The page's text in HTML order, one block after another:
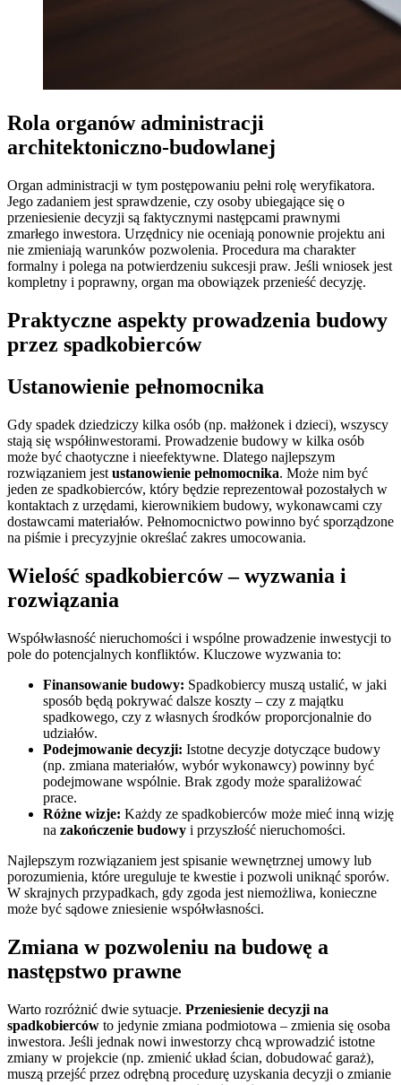
Rola organów administracji
architektoniczno-budowlanej
Organ administracji w tym postępowaniu pełni rolę weryfikatora.
Jego zadaniem jest sprawdzenie, czy osoby ubiegające się o
przeniesienie decyzji są faktycznymi następcami prawnymi
zmarłego inwestora. Urzędnicy nie oceniają ponownie projektu ani
nie zmieniają warunków pozwolenia. Procedura ma charakter
formalny i polega na potwierdzeniu sukcesji praw. Jeśli wniosek jest
kompletny i poprawny, organ ma obowiązek przenieść decyzję.
Praktyczne aspekty prowadzenia budowy
przez spadkobierców
Ustanowienie pełnomocnika
Gdy spadek dziedziczy kilka osób (np. małżonek i dzieci), wszyscy
stają się współinwestorami. Prowadzenie budowy w kilka osób
może być chaotyczne i nieefektywne. Dlatego najlepszym
rozwiązaniem jest ustanowienie pełnomocnika. Może nim być
jeden ze spadkobierców, który będzie reprezentował pozostałych w
kontaktach z urzędami, kierownikiem budowy, wykonawcami czy
dostawcami materiałów. Pełnomocnictwo powinno być sporządzone
na piśmie i precyzyjnie określać zakres umocowania.
Wielość spadkobierców – wyzwania i
rozwiązania
Współwłasność nieruchomości i wspólne prowadzenie inwestycji to
pole do potencjalnych konfliktów. Kluczowe wyzwania to:
Finansowanie budowy: Spadkobiercy muszą ustalić, w jaki
sposób będą pokrywać dalsze koszty – czy z majątku
spadkowego, czy z własnych środków proporcjonalnie do
udziałów.
Podejmowanie decyzji: Istotne decyzje dotyczące budowy
(np. zmiana materiałów, wybór wykonawcy) powinny być
podejmowane wspólnie. Brak zgody może sparaliżować
prace.
Różne wizje: Każdy ze spadkobierców może mieć inną wizję
na zakończenie budowy i przyszłość nieruchomości.
Najlepszym rozwiązaniem jest spisanie wewnętrznej umowy lub
porozumienia, które ureguluje te kwestie i pozwoli uniknąć sporów.
W skrajnych przypadkach, gdy zgoda jest niemożliwa, konieczne
może być sądowe zniesienie współwłasności.
Zmiana w pozwoleniu na budowę a
następstwo prawne
Warto rozróżnić dwie sytuacje. Przeniesienie decyzji na
spadkobierców to jedynie zmiana podmiotowa – zmienia się osoba
inwestora. Jeśli jednak nowi inwestorzy chcą wprowadzić istotne
zmiany w projekcie (np. zmienić układ ścian, dobudować garaż),
muszą przejść przez odrębną procedurę uzyskania decyzji o zmianie